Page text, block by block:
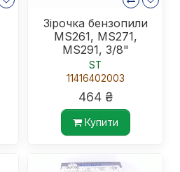
Зірочка бензопили
MS261, MS271,
MS291, 3/8"
ST
11416402003
464 ₴
Купити